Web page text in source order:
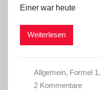
Einer war heute
Weiterlesen
Allgemein, Formel 1,
2 Kommentare